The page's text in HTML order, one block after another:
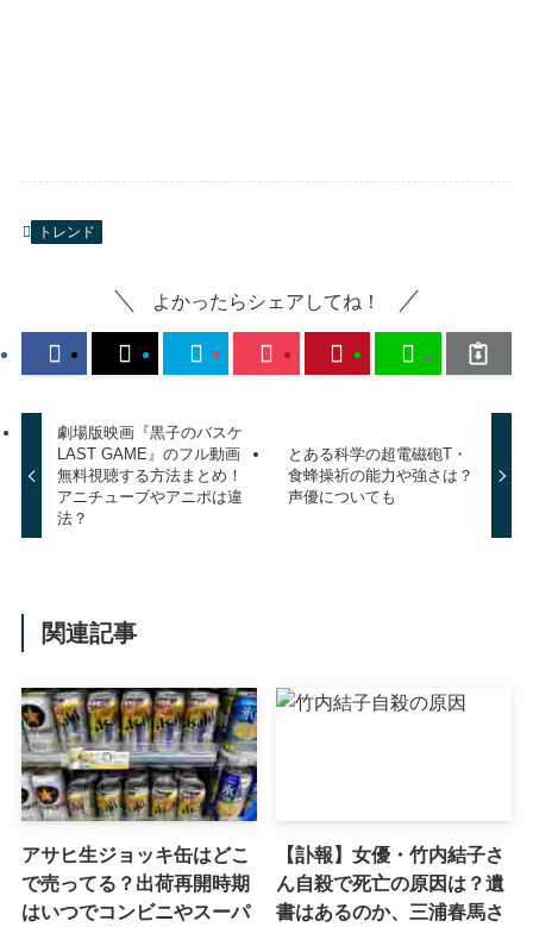
トレンド
よかったらシェアしてね！
劇場版映画『黒子のバスケ
LAST GAME』のフル動画
無料視聴する方法まとめ！
アニチューブやアニポは違
法？
とある科学の超電磁砲T・
食蜂操祈の能力や強さは？
声優についても
関連記事
アサヒ生ジョッキ缶はどこ
で売ってる？出荷再開時期
はいつでコンビニやスーパ
【訃報】女優・竹内結子さ
ん自殺で死亡の原因は？遺
書はあるのか、三浦春馬さ